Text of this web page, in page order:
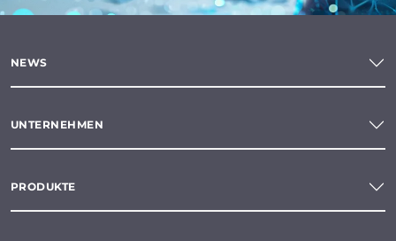
NEWS
UNTERNEHMEN
PRODUKTE